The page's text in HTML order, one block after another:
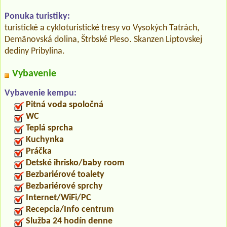
Ponuka turistiky:
turistické a cykloturistické tresy vo Vysokých Tatrách,
Demänovská dolina, Štrbské Pleso. Skanzen Liptovskej
dediny Pribylina.
Vybavenie
Vybavenie kempu:
Pitná voda spoločná
WC
Teplá sprcha
Kuchynka
Práčka
Detské ihrisko/baby room
Bezbariérové toalety
Bezbariérové sprchy
Internet/WiFi/PC
Recepcia/Info centrum
Služba 24 hodín denne